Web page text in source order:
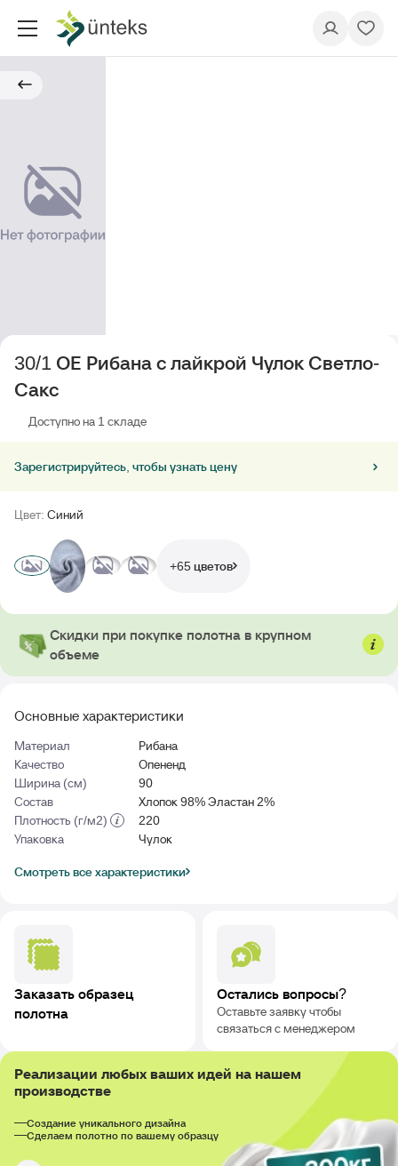
Основные характеристики
Материал
Рибана
Качество
Опененд
Ширина (см)
90
Состав
Хлопок 98% Эластан 2%
Плотность (г/м2)
220
Упаковка
Чулок
Смотреть все характеристики
30/1 ОЕ Рибана с лайкрой Чулок Светло-
Сакс
Доступно на 1 складе
Зарегистрируйтесь, чтобы узнать цену
Цвет: Синий
+65 цветов
Скидки при покупке полотна в крупном
объеме
Заказать образец
полотна
Остались вопросы?
Оставьте заявку чтобы
связаться с менеджером
Реализации любых ваших идей на нашем
производстве
Создание уникального дизайна
Сделаем полотно по вашему образцу